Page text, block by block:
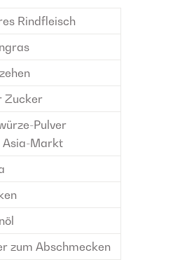
Rindfleisch
Zucker
Pulver
Asia-Markt
zum Abschmecken